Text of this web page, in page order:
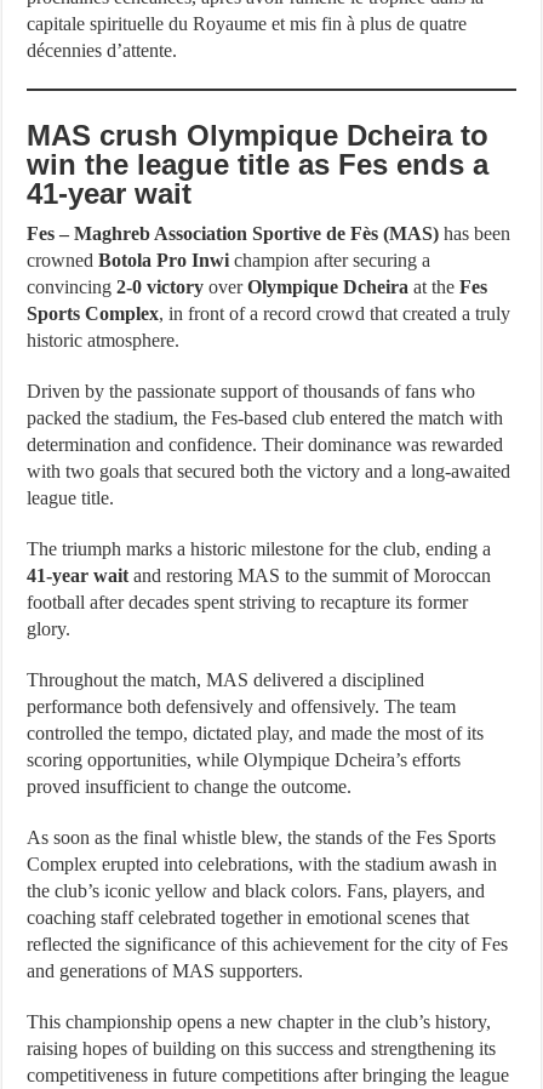
capitale spirituelle du Royaume et mis fin à plus de quatre
décennies d’attente.
MAS crush Olympique Dcheira to
win the league title as Fes ends a
41-year wait
Fes – Maghreb Association Sportive de Fès (MAS) has been
crownedBotola Pro Inwi champion after securing a
convincing2-0 victory overOlympique Dcheira at theFes
Sports Complex, in front of a record crowd that created a truly
historic atmosphere.
Driven by the passionate support of thousands of fans who
packed the stadium, the Fes-based club entered the match with
determination and confidence. Their dominance was rewarded
with two goals that secured both the victory and a long-awaited
league title.
The triumph marks a historic milestone for the club, ending a
41-year wait and restoring MAS to the summit of Moroccan
football after decades spent striving to recapture its former
glory.
Throughout the match, MAS delivered a disciplined
performance both defensively and offensively. The team
controlled the tempo, dictated play, and made the most of its
scoring opportunities, while Olympique Dcheira’s efforts
proved insufficient to change the outcome.
As soon as the final whistle blew, the stands of the Fes Sports
Complex erupted into celebrations, with the stadium awash in
the club’s iconic yellow and black colors. Fans, players, and
coaching staff celebrated together in emotional scenes that
reflected the significance of this achievement for the city of Fes
and generations of MAS supporters.
This championship opens a new chapter in the club’s history,
raising hopes of building on this success and strengthening its
competitiveness in future competitions after bringing the league